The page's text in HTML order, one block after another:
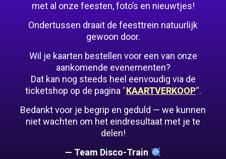
met al onze feesten, foto’s en nieuwtjes!
Ondertussen draait de feesttrein natuurlijk
gewoon door.
Wil je kaarten bestellen voor een van onze
aankomende evenementen?
Dat kan nog steeds heel eenvoudig via de
ticketshop op de pagina ‘‘KAARTVERKOOP“.
Bedankt voor je begrip en geduld — we kunnen
niet wachten om het eindresultaat met je te
delen!
— Team Disco-Train